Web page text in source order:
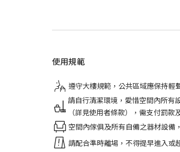
使用規範
遵守大樓規範，公共區域應保持輕
請自行清潔環境，愛惜空間內所有
（詳見使用者條款），需支付罰款
空間內傢俱及所有自備之器材設備
請配合準時離場，不得提早進入或